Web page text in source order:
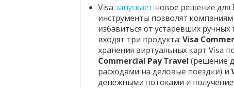
Visa запускает новое решение для
инструменты позволят
избавиться от устаревших ручных
входят три продукта: Visa
хранения виртуальных карт Visa
Commercial Pay Travel (решение
расходами на деловые поездки) и
денежными потоками и